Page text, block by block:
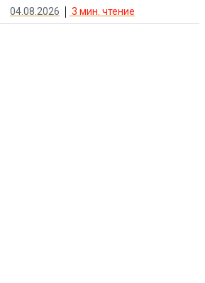
04.08.2026 3 мин. чтение